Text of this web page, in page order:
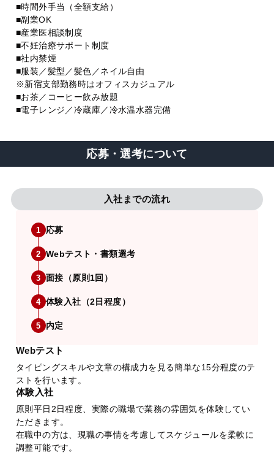
■時間外手当（全額支給）
■副業OK
■産業医相談制度
■不妊治療サポート制度
■社内禁煙
■服装／髪型／髪色／ネイル自由
※新宿支部勤務時はオフィスカジュアル
■お茶／コーヒー飲み放題
■電子レンジ／冷蔵庫／冷水温水器完備
応募・選考について
入社までの流れ
1 応募
2 Webテスト・書類選考
3 面接（原則1回）
4 体験入社（2日程度）
5 内定
Webテスト
タイピングスキルや文章の構成力を見る簡単な15分程度のテ
ストを行います。
体験入社
原則平日2日程度、実際の職場で業務の雰囲気を体験してい
ただきます。
在職中の方は、現職の事情を考慮してスケジュールを柔軟に
調整可能です。